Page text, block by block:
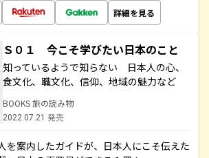
詳細を見る
Ｓ０１ 今こそ学びたい日本のこと
知っているようで知らない 日本人の心、
食文化、職文化、信仰、地域の魅力など
BOOKS 旅の読み物
2022.07.21 発売
を案内したガイドが、日本人にこそ伝えた